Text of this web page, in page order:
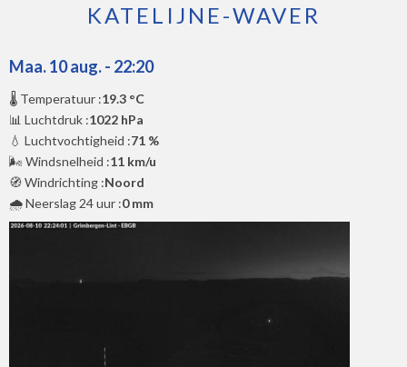
KATELIJNE-WAVER
Maa. 10 aug. - 22:20
🌡️ Temperatuur :19.3 °C
📊 Luchtdruk :1022 hPa
💧 Luchtvochtigheid :71 %
🌬️ Windsnelheid :11 km/u
🧭 Windrichting :Noord
🌧️ Neerslag 24 uur :0 mm